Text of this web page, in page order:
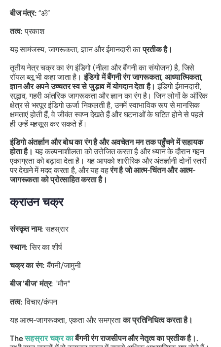
बीज मंत्र: “ॐ”
तत्व: प्रकाश
यह सामंजस्य, जागरूकता, ज्ञान और ईमानदारी काप्रतीक है।
तृतीय नेत्र चक्र का रंग इंडिगो (नीला और बैंगनी का संयोजन) है, जिसे
रॉयल ब्लू भी कहा जाता है।इंडिगो में बैंगनी रंग जागरूकता, आध्यात्मिकता,
ज्ञान और अपने उच्चतर स्व से जुड़ाव में योगदान देता है। इंडिगो ईमानदारी,
सद्भाव, गहरी आंतरिक जागरूकता और ज्ञान का रंग है। जिन लोगों के ऑरिक
क्षेत्र से भरपूर इंडिगो ऊर्जा निकलती है, उनमें स्वाभाविक रूप से मानसिक
क्षमताएं होती हैं, वे जीवंत स्वप्न देखते हैं और घटनाओं के घटित होने से पहले
ही उन्हें महसूस कर सकते हैं।
इंडिगो अंतर्ज्ञान और बोध का रंग है और अवचेतन मन तक पहुँचने में सहायक
होता है। यह कल्पनाशीलता को उत्तेजित करता है और ध्यान के दौरान गहन
एकाग्रता को बढ़ावा देता है। यह आपको शारीरिक और अंतर्ज्ञानी दोनों स्तरों
पर देखने में मदद करता है, और यह वहरंग है जो आत्म-चिंतन और आत्म-
जागरूकता को प्रोत्साहित करता है।
क्राउन चक्र
संस्कृत नाम: सहस्रार
स्थान: सिर का शीर्ष
चक्र का रंग: बैंगनी/जामुनी
बीज 'बीज' मंत्र: "मौन"
तत्व: विचार/कंपन
यह आत्म-जागरूकता, एकता और समग्रताका प्रतिनिधित्व करता है।
Theसहस्रार चक्र काबैंगनी रंग राजसीपन और नेतृत्व का प्रतीक है।.